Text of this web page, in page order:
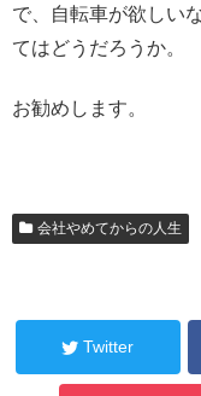
で、自転車が欲しい
てはどうだろうか。
お勧めします。
会社やめてからの人生
Twitter